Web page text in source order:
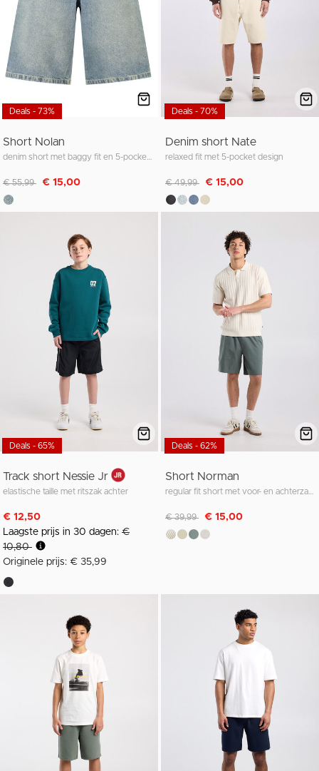
Deals - 73%
Short Nolan
Afgeprijsd van
€ 55,99 naar
€ 15,00
Deals - 70%
Denim short Nate
relaxed fit met 5-pocket design
Afgeprijsd van
€ 49,99 naar
€ 15,00
Deals - 65%
Track short Nessie Jr
elastische taille met ritszak achter
€ 12,50
Laagste prijs in 30 dagen: €
10,80
Originele prijs: € 35,99
Deals - 62%
Short Norman
Afgeprijsd van
€ 39,99 naar
€ 15,00